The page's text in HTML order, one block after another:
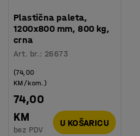
Plastična paleta,
1200x800 mm, 800 kg,
crna
Art. br.: 26673
74,00
KM
(74,00
KM/kom.)
bez PDV
U KOŠARICU